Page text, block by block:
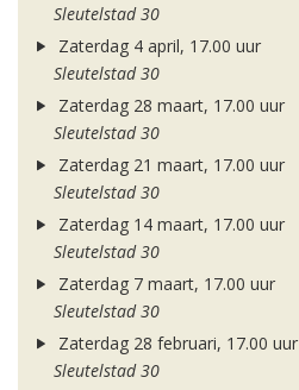
Sleutelstad 30
Zaterdag 4 april, 17.00 uur
Sleutelstad 30
Zaterdag 28 maart, 17.00 uur
Sleutelstad 30
Zaterdag 21 maart, 17.00 uur
Sleutelstad 30
Zaterdag 14 maart, 17.00 uur
Sleutelstad 30
Zaterdag 7 maart, 17.00 uur
Sleutelstad 30
Zaterdag 28 februari, 17.00 uur
Sleutelstad 30